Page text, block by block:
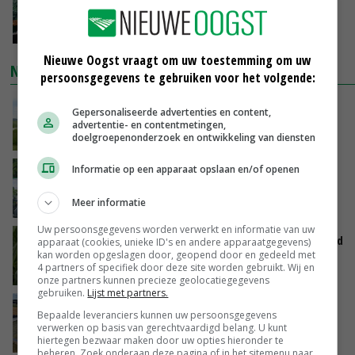
je gelukkig van wordt’
GISTEREN, 13:31
NIEUWSTE VIDEO'S
POAH!: John Deere 7730
GISTEREN, 10:00
Oekraïne-vlogger Kees Huizinga: ‘Bezoek van
07-08-2026
Limburgse mais van Frijns doet het verrassend
goed
07-08-2026
Droogte veroorzaakt steeds meer problemen:
‘Bassin afgelopen week al leeg’
06-08-2026
Nieuwe Oogst vraagt om uw toestemming om uw
persoonsgegevens te gebruiken voor het volgende:
Gepersonaliseerde advertenties en content,
advertentie- en contentmetingen,
doelgroepenonderzoek en ontwikkeling van diensten
Informatie op een apparaat opslaan en/of openen
Meer informatie
Uw persoonsgegevens worden verwerkt en informatie van uw
apparaat (cookies, unieke ID's en andere apparaatgegevens)
kan worden opgeslagen door, geopend door en gedeeld met
4 partners of specifiek door deze site worden gebruikt. Wij en
onze partners kunnen precieze geolocatiegegevens
gebruiken. Lijst met partners.
Bepaalde leveranciers kunnen uw persoonsgegevens
verwerken op basis van gerechtvaardigd belang. U kunt
hiertegen bezwaar maken door uw opties hieronder te